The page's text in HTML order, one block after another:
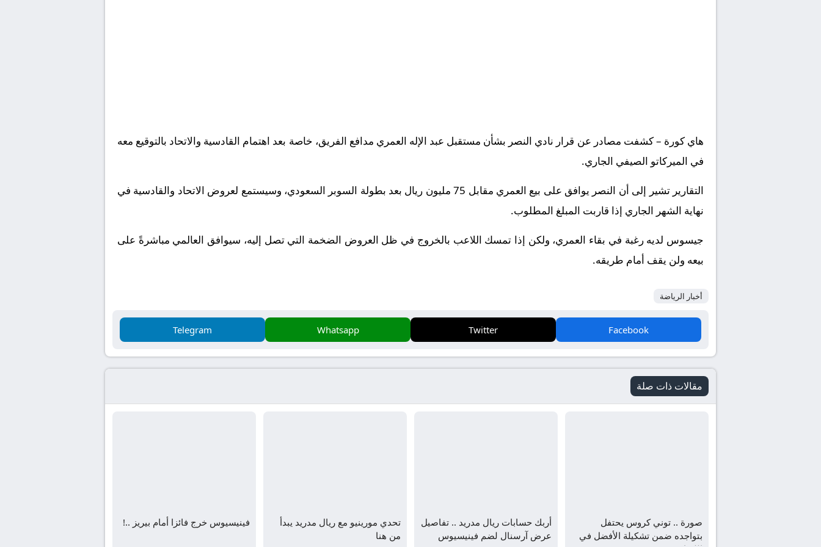
هاي كورة – كشفت مصادر عن قرار نادي النصر بشأن مستقبل عبد الإله العمري مدافع الفريق، خاصة بعد اهتمام القادسية والاتحاد بالتوقيع معه
في الميركاتو الصيفي الجاري.
التقارير تشير إلى أن النصر يوافق على بيع العمري مقابل 75 مليون ريال بعد بطولة السوبر السعودي، وسيستمع لعروض الاتحاد والقادسية في
نهاية الشهر الجاري إذا قاربت المبلغ المطلوب.
جيسوس لديه رغبة في بقاء العمري، ولكن إذا تمسك اللاعب بالخروج في ظل العروض الضخمة التي تصل إليه، سيوافق العالمي مباشرةً على
بيعه ولن يقف أمام طريقه.
أخبار الرياضة
Facebook
Twitter
Whatsapp
Telegram
مقالات ذات صلة
صورة .. توني كروس يحتفل
بتواجده ضمن تشكيلة الأفضل في
أربك حسابات ريال مدريد .. تفاصيل
عرض آرسنال لضم فينيسيوس
تحدي مورينيو مع ريال مدريد يبدأ
من هنا
فينيسيوس خرج فائزا أمام بيريز ..!